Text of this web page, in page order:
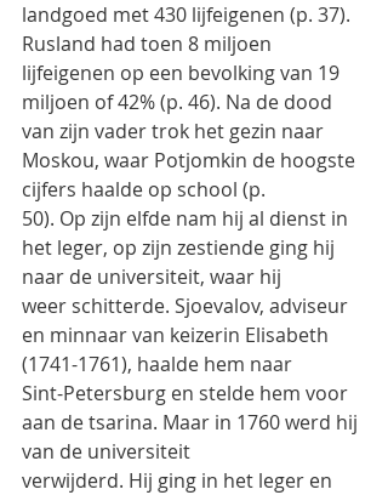
landgoed met 430 lijfeigenen (p. 37).
Rusland had toen 8 miljoen
lijfeigenen op een bevolking van 19
miljoen of 42% (p. 46). Na de dood
van zijn vader trok het gezin naar
Moskou, waar Potjomkin de hoogste
cijfers haalde op school (p.
50). Op zijn elfde nam hij al dienst in
het leger, op zijn zestiende ging hij
naar de universiteit, waar hij
weer schitterde. Sjoevalov, adviseur
en minnaar van keizerin Elisabeth
(1741-1761), haalde hem naar
Sint-Petersburg en stelde hem voor
aan de tsarina. Maar in 1760 werd hij
van de universiteit
verwijderd. Hij ging in het leger en